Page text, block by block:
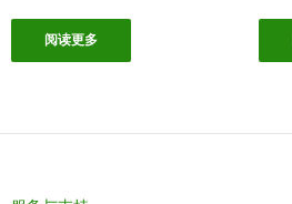
阅读更多